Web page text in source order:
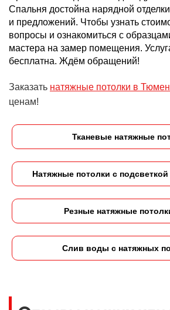
Спальня достойна нарядной
и предложений. Чтобы узнать
вопросы и ознакомиться с
мастера на замер помещения.
бесплатна. Ждём обращений!
Заказать натяжные потолки в
ценам!
Тканевые натяжные
Натяжные потолки с подсветкой
Резные натяжные
Слив воды с натяжных